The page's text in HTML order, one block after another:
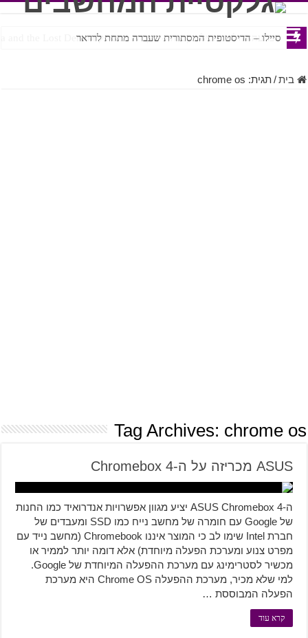
הפתעה גדולה בחבילה קטנה – ביקורת המשחק Bayonetta Origins: Cereza and the Lost Demon
סיילו – הדיסטופית המסתורית שעברה מתחת לרדאר
בית/תגית: chrome os
Tag Archives: chrome os
ASUS מכריזה על ה-Chromebox 4
ה-ASUS Chromebox 4 יציע מגוון אפשרויות אנדרואיד כמו החנות
של Google עם חומרה של מחשב נייח כמו SSD ומעבדים של
חברת Intel שימו לב כי המוצר איננו Chromebook (מחשב נייד עם
מפרט צנוע ומערכת הפעלה מיוחדת) אלא דומה יותר לממיר או
מכשיר לסטרימינג עם מערכת ההפעלה המיוחדת של Google.
למי שלא מכיר, מערכת ההפעלה Chrome OS היא מערכת
הפעלה המבוססת …
קרא עוד